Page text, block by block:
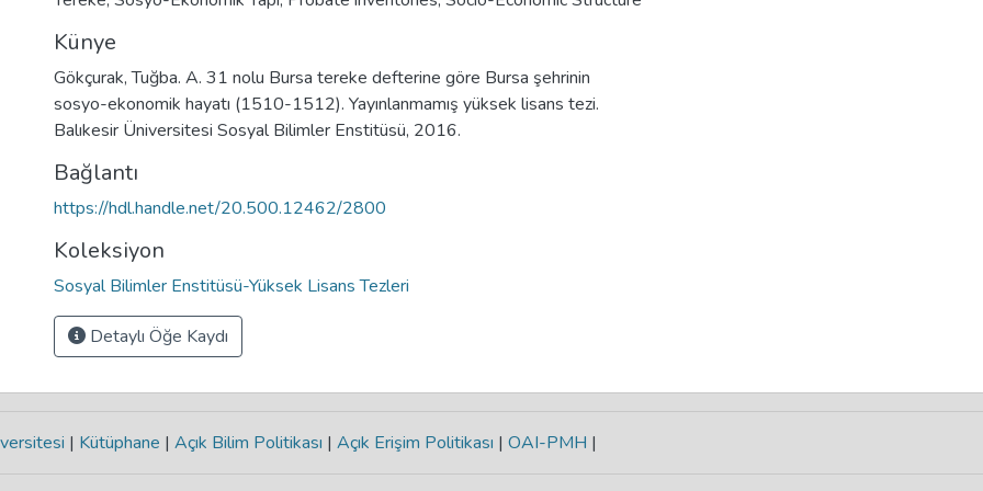
Künye
Gökçurak, Tuğba. A. 31 nolu Bursa tereke defterine göre Bursa şehrinin
sosyo-ekonomik hayatı (1510-1512). Yayınlanmamış yüksek lisans tezi.
Balıkesir Üniversitesi Sosyal Bilimler Enstitüsü, 2016.
Bağlantı
https://hdl.handle.net/20.500.12462/2800
Koleksiyon
Sosyal Bilimler Enstitüsü-Yüksek Lisans Tezleri
Detaylı Öğe Kaydı
| Kütüphane | Açık Bilim Politikası | Açık Erişim Politikası | OAI-PMH |